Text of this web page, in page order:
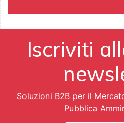
Iscriviti
Soluzioni B2B per il
Pubblica